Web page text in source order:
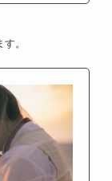
。